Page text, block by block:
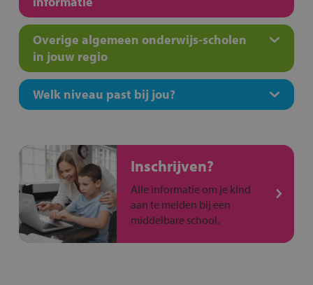
Overige algemeen onderwijs-scholen
in jouw regio
Welk niveau past bij jou?
Inschrijven?
Alle informatie om je kind
aan te melden bij een
middelbare school.